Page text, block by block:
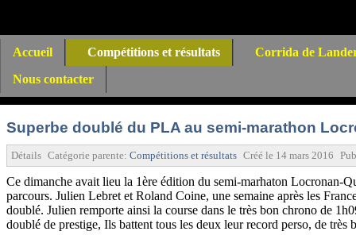
Accueil Compétitions et résultats
Corrida de
Nous contacter
Superbe doublé du PLA au semi-marathon
Détails Catégorie parente: Compétitions et résultats Créé le 14 mars 2016
Ce dimanche avait lieu la 1ère édition du semi-marhaton Locronan-
parcours. Julien Lebret et Roland Coine, une semaine après les
doublé. Julien remporte ainsi la course dans le très bon chrono de
doublé de prestige, Ils battent tous les deux leur record perso, de